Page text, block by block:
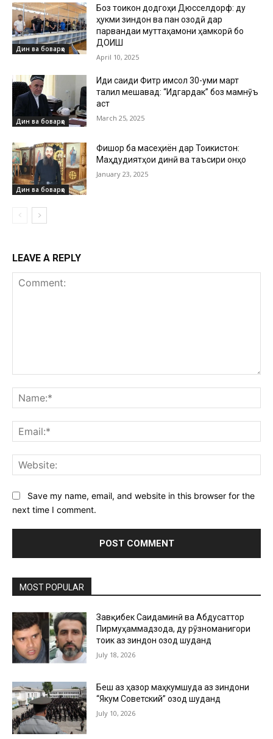
Дин ва боварҳо
Боз тоҷикон додгоҳи Дюсселдорф: ду
ҳукми зиндон ва панҷ озодӣ дар
парвандаи муттаҳамони ҳамкорӣ бо
ДОИШ
April 10, 2025
Дин ва боварҳо
Иди саиди Фитр имсол 30-уми март
таҷлил мешавад: “Идгардак” боз мамнӯъ
аст
March 25, 2025
Дин ва боварҳо
Фишор ба масеҳиён дар Тоҷикистон:
Маҳдудиятҳои динӣ ва таъсири онҳо
January 23, 2025
LEAVE A REPLY
Save my name, email, and website in this browser for the
next time I comment.
MOST POPULAR
Завқибек Саидаминӣ ва Абдусаттор
Пирмуҳаммадзода, ду рӯзноманигори
тоҷик аз зиндон озод шуданд
July 18, 2026
Беш аз ҳазор маҳкумшуда аз зиндони
“Якум Советский” озод шуданд
July 10, 2026